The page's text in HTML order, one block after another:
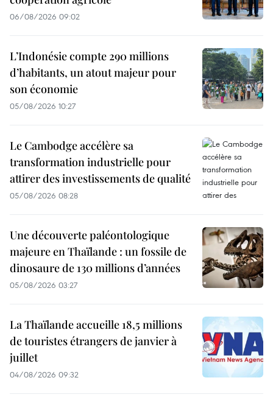
06/08/2026 09:02
L’Indonésie compte 290 millions
d’habitants, un atout majeur pour
son économie
05/08/2026 10:27
Le Cambodge accélère sa
transformation industrielle pour
attirer des investissements de qualité
05/08/2026 08:28
Une découverte paléontologique
majeure en Thaïlande : un fossile de
dinosaure de 130 millions d’années
05/08/2026 03:27
La Thaïlande accueille 18,5 millions
de touristes étrangers de janvier à
juillet
04/08/2026 09:32